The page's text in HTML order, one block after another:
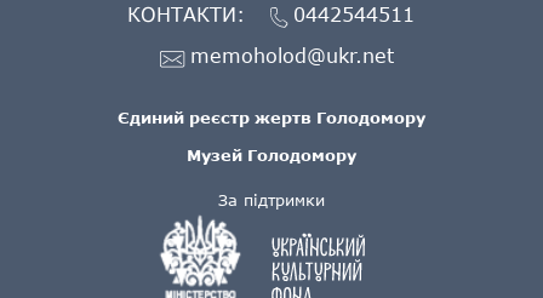
За підтримки
Єдиний реєстр жертв Голодомору
Музей Голодомору
КОНТАКТИ:
0442544511
memoholod@ukr.net